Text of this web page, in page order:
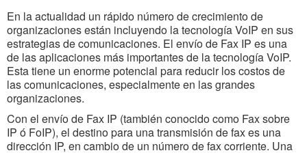
En la actualidad un rápido número de crecimiento de
organizaciones están incluyendo la tecnología VoIP en sus
estrategias de comunicaciones. El envío de Fax IP es una
de las aplicaciones más importantes de la tecnología VoIP.
Esta tiene un enorme potencial para reducir los costos de
las comunicaciones, especialmente en las grandes
organizaciones.
Con el envío de Fax IP (también conocido como Fax sobre
IP ó FoIP), el destino para una transmisión de fax es una
dirección IP, en cambio de un número de fax corriente. Una